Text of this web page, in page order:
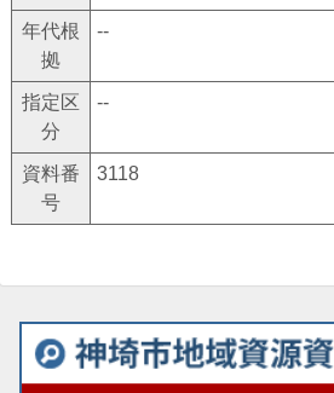
年代根
拠
--
指定区
分
--
資料番
号
3118